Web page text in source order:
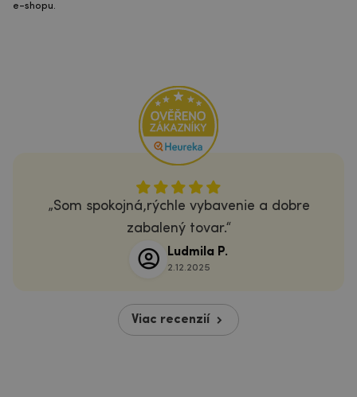
e-shopu.
Som spokojná,rýchle vybavenie a dobre
zabalený tovar.
Ludmila P.
2.12.2025
Viac recenzií